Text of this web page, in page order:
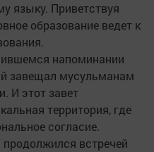
языку. Приветствуя
образование ведет к
напоминании
завещал мусульманам
И этот завет
территория, где
согласие.
встречей